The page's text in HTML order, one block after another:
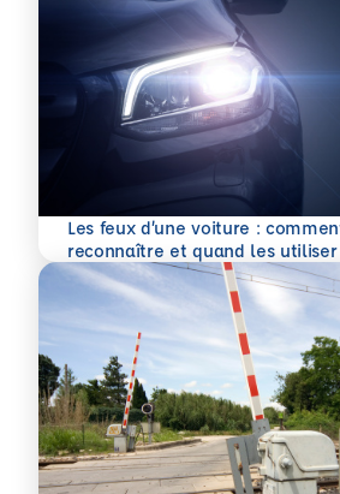
Les feux d’une voiture :
reconnaître et quand les utiliser
En savoir plus